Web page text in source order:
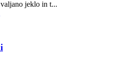
jeklo in t...